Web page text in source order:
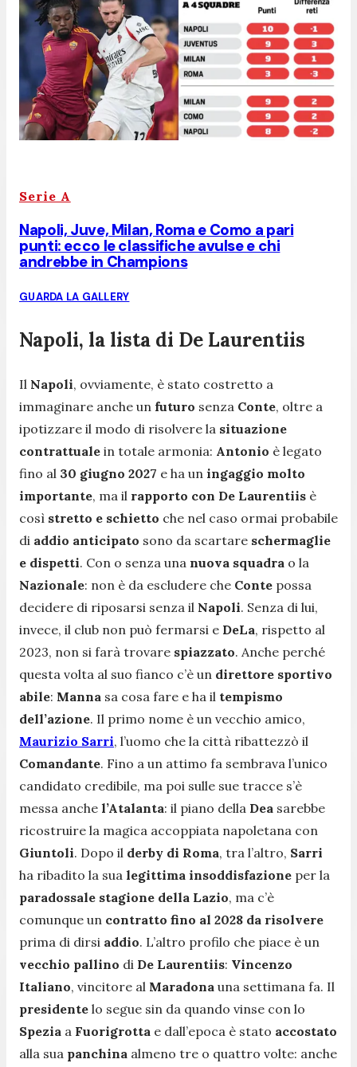
Serie A
Napoli, Juve, Milan, Roma e Como a pari
punti: ecco le classifiche avulse e chi
andrebbe in Champions
GUARDA LA GALLERY
Napoli, la lista di De Laurentiis
Il Napoli, ovviamente, è stato costretto a
immaginare anche un futuro senza Conte, oltre a
ipotizzare il modo di risolvere la situazione
contrattuale in totale armonia: Antonio è legato
fino al 30 giugno 2027 e ha un ingaggio molto
importante, ma il rapporto con De Laurentiis è
così stretto e schietto che nel caso ormai probabile
di addio anticipato sono da scartare schermaglie
e dispetti. Con o senza una nuova squadra o la
Nazionale: non è da escludere che Conte possa
decidere di riposarsi senza il Napoli. Senza di lui,
invece, il club non può fermarsi e DeLa, rispetto al
2023, non si farà trovare spiazzato. Anche perché
questa volta al suo fianco c’è un direttore sportivo
abile: Manna sa cosa fare e ha il tempismo
dell’azione. Il primo nome è un vecchio amico,
Maurizio Sarri, l’uomo che la città ribattezzò il
Comandante. Fino a un attimo fa sembrava l’unico
candidato credibile, ma poi sulle sue tracce s’è
messa anche l’Atalanta: il piano della Dea sarebbe
ricostruire la magica accoppiata napoletana con
Giuntoli. Dopo il derby di Roma, tra l’altro, Sarri
ha ribadito la sua legittima insoddisfazione per la
paradossale stagione della Lazio, ma c’è
comunque un contratto fino al 2028 da risolvere
prima di dirsi addio. L’altro profilo che piace è un
vecchio pallino di De Laurentiis: Vincenzo
Italiano, vincitore al Maradona una settimana fa. Il
presidente lo segue sin da quando vinse con lo
Spezia a Fuorigrotta e dall’epoca è stato accostato
alla sua panchina almeno tre o quattro volte: anche